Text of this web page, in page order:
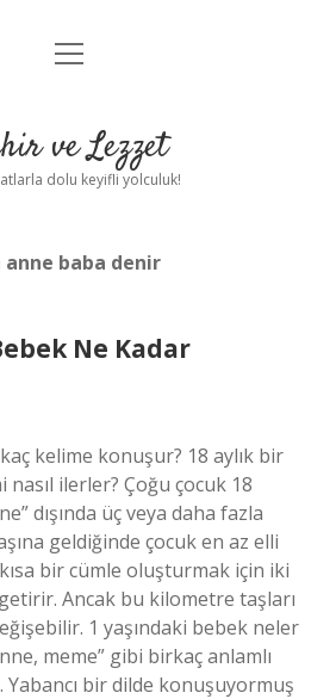
Anasayfa
Yasal Uyarı
menüyü
ve Lezzet
dolu keyifli yolculuk!
anne baba denir
Ne Kadar
kelime konuşur? 18 aylık bir
ilerler? Çoğu çocuk 18
dışında üç veya daha fazla
geldiğinde çocuk en az elli
bir cümle oluşturmak için iki
Ancak bu kilometre taşları
1 yaşındaki bebek neler
meme” gibi birkaç anlamlı
bir dilde konuşuyormuş